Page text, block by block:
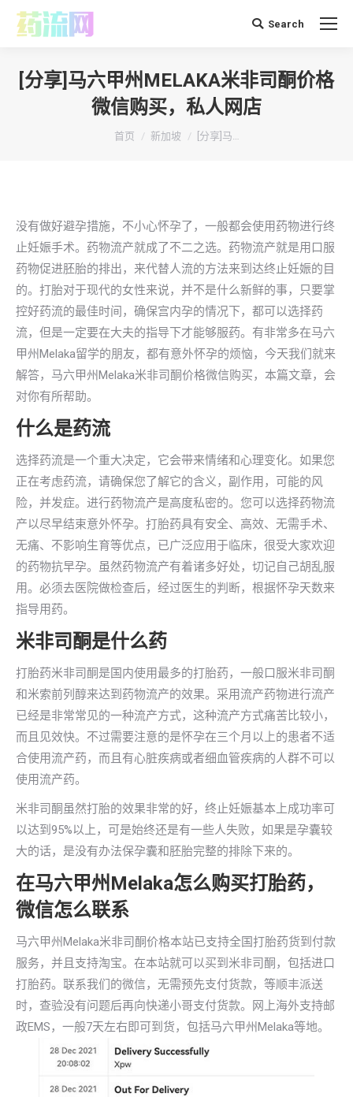
搜 Search
[分享]马六甲州MELAKA米非司酮价格
微信购买，私人网店
你在这里：
首页 新加坡 [分享]马…
没有做好避孕措施，不小心怀孕了，一般都会使用药物进行终
止妊娠手术。药物流产就成了不二之选。药物流产就是用口服
药物促进胚胎的排出，来代替人流的方法来到达终止妊娠的目
的。打胎对于现代的女性来说，并不是什么新鲜的事，只要掌
控好药流的最佳时间，确保宫内孕的情况下，都可以选择药
流，但是一定要在大夫的指导下才能够服药。有非常多在马六
甲州Melaka留学的朋友，都有意外怀孕的烦恼，今天我们就来
解答，马六甲州Melaka米非司酮价格微信购买，本篇文章，会
对你有所帮助。
什么是药流
选择药流是一个重大决定，它会带来情绪和心理变化。如果您
正在考虑药流，请确保您了解它的含义，副作用，可能的风
险，并发症。进行药物流产是高度私密的。您可以选择药物流
产以尽早结束意外怀孕。打胎药具有安全、高效、无需手术、
无痛、不影响生育等优点，已广泛应用于临床，很受大家欢迎
的药物抗早孕。虽然药物流产有着诸多好处，切记自己胡乱服
用。必须去医院做检查后，经过医生的判断，根据怀孕天数来
指导用药。
米非司酮是什么药
打胎药米非司酮是国内使用最多的打胎药，一般口服米非司酮
和米索前列醇来达到药物流产的效果。采用流产药物进行流产
已经是非常常见的一种流产方式，这种流产方式痛苦比较小，
而且见效快。不过需要注意的是怀孕在三个月以上的患者不适
合使用流产药，而且有心脏疾病或者细血管疾病的人群不可以
使用流产药。
米非司酮虽然打胎的效果非常的好，终止妊娠基本上成功率可
以达到95%以上，可是始终还是有一些人失败，如果是孕囊较
大的话，是没有办法保孕囊和胚胎完整的排除下来的。
在马六甲州Melaka怎么购买打胎药，
微信怎么联系
马六甲州Melaka米非司酮价格本站已支持全国打胎药货到付款
服务，并且支持淘宝。在本站就可以买到米非司酮，包括进口
打胎药。联系我们的微信，无需预先支付货款，等顺丰派送
时，查验没有问题后再向快递小哥支付货款。网上海外支持邮
政EMS，一般7天左右即可到货，包括马六甲州Melaka等地。